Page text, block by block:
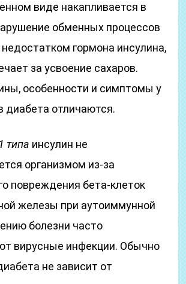
виде накапливается в
обменных процессов
гормона инсулина,
за усвоение сахаров.
особенности и симптомы у
диабета отличаются.
типа инсулин не
организмом из-за
повреждения бета-клеток
железы при аутоиммунной
болезни часто
вирусные инфекции. Обычно
не зависит от